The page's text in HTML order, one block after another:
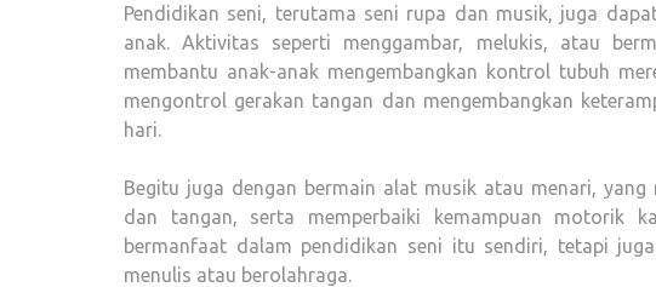
Pendidikan seni, terutama seni rupa dan musik, juga
anak. Aktivitas seperti menggambar, melukis, atau
membantu anak-anak mengembangkan kontrol tubuh
mengontrol gerakan tangan dan mengembangkan
hari.
Begitu juga dengan bermain alat musik atau menari,
dan tangan, serta memperbaiki kemampuan motorik
bermanfaat dalam pendidikan seni itu sendiri, tetapi
menulis atau berolahraga.